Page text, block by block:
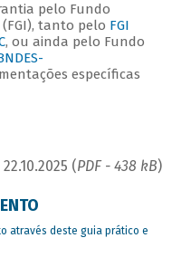
pelo Fundo
tanto pelo FGI
, ou ainda pelo Fundo
específicas
(PDF - 438 kB)
através deste guia prático e